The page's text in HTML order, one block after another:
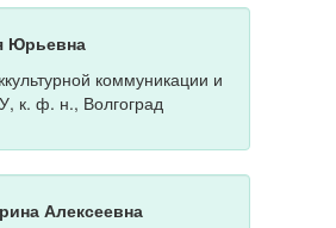
Юрьевна
коммуникации и
к. ф. н., Волгоград
Алексеевна